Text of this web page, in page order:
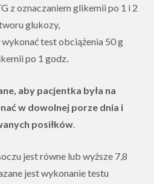
z oznaczaniem glikemii po 1 i 2
glukozy,
wykonać test obciążenia 50 g
po 1 godz.
aby pacjentka była na
w dowolnej porze dnia i
posiłków.
jest równe lub wyższe 7,8
jest wykonanie testu